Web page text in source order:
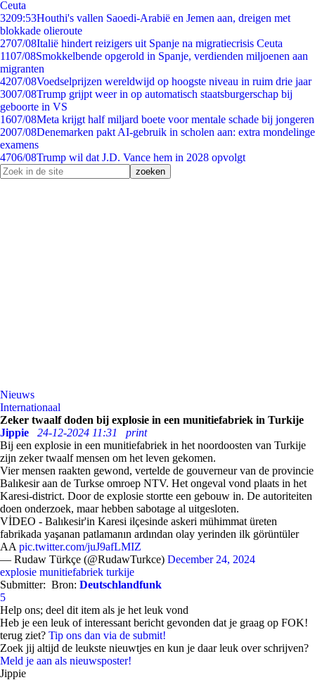
Ceuta
3209:53Houthi's vallen Saoedi-Arabië en Jemen aan, dreigen met
blokkade olieroute
2707/08Italië hindert reizigers uit Spanje na migratiecrisis Ceuta
1107/08Smokkelbende opgerold in Spanje, verdienden miljoenen aan
migranten
4207/08Voedselprijzen wereldwijd op hoogste niveau in ruim drie jaar
3007/08Trump grijpt weer in op automatisch staatsburgerschap bij
geboorte in VS
1607/08Meta krijgt half miljard boete voor mentale schade bij jongeren
2007/08Denemarken pakt AI-gebruik in scholen aan: extra mondelinge
examens
4706/08Trump wil dat J.D. Vance hem in 2028 opvolgt
Nieuws
Internationaal
Zeker twaalf doden bij explosie in een munitiefabriek in Turkije
Jippie
24-12-2024 11:31
print
Bij een explosie in een munitiefabriek in het noordoosten van Turkije
zijn zeker twaalf mensen om het leven gekomen.
Vier mensen raakten gewond, vertelde de gouverneur van de provincie
Balıkesir aan de Turkse omroep NTV. Het ongeval vond plaats in het
Karesi-district. Door de explosie stortte een gebouw in. De autoriteiten
doen onderzoek, maar hebben sabotage al uitgesloten.
VİDEO - Balıkesir'in Karesi ilçesinde askeri mühimmat üreten
fabrikada yaşanan patlamanın ardından olay yerinden ilk görüntüler
AA pic.twitter.com/juJ9afLMIZ
— Rudaw Türkçe (@RudawTurkce) December 24, 2024
explosie munitiefabriek turkije
Submitter: Bron: Deutschlandfunk
5
Help ons; deel dit item als je het leuk vond
Heb je een leuk of interessant bericht gevonden dat je graag op FOK!
terug ziet? Tip ons dan via de submit!
Zoek jij altijd de leukste nieuwtjes en kun je daar leuk over schrijven?
Meld je aan als nieuwsposter!
Jippie